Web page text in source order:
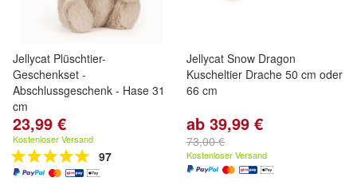
Jellycat Plüschtier-
Geschenkset -
Abschlussgeschenk - Hase 31
cm
23,99 €
Kostenloser Versand
97
Jellycat Snow Dragon
Kuscheltier Drache 50 cm oder
66 cm
ab 39,99 €
73,00 €
Kostenloser Versand